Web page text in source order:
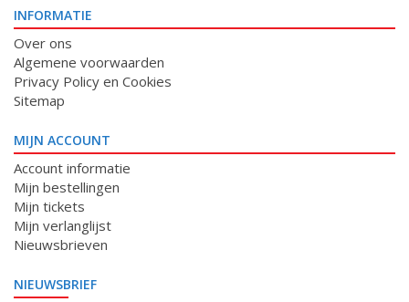
INFORMATIE
Over ons
Algemene voorwaarden
Privacy Policy en Cookies
Sitemap
MIJN ACCOUNT
Account informatie
Mijn bestellingen
Mijn tickets
Mijn verlanglijst
Nieuwsbrieven
NIEUWSBRIEF